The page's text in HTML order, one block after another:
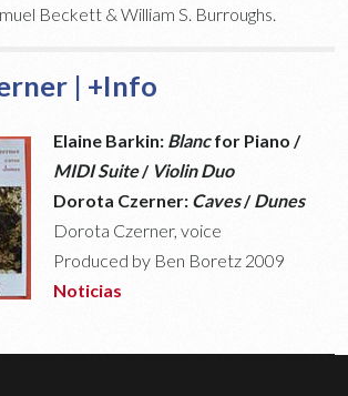
Beckett & William S. Burroughs.
| +Info
Elaine Barkin: Blancfor Piano /
MIDI Suite/ Violin Duo
Dorota Czerner: Caves/Dunes
Dorota Czerner, voice
Produced by Ben Boretz 2009
Noticias